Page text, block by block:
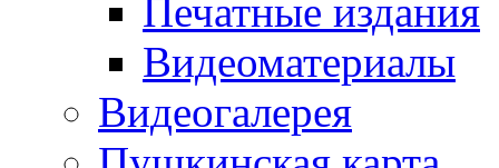
Печатные издания
Видеоматериалы
Видеогалерея